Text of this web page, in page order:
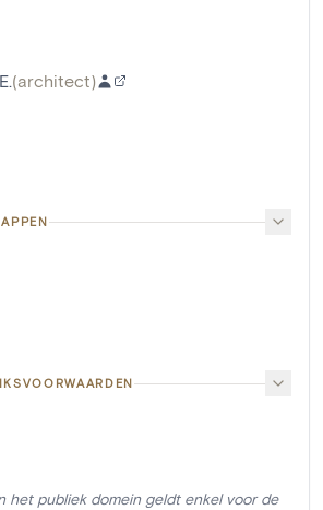
(architect)
het publiek domein geldt enkel voor de